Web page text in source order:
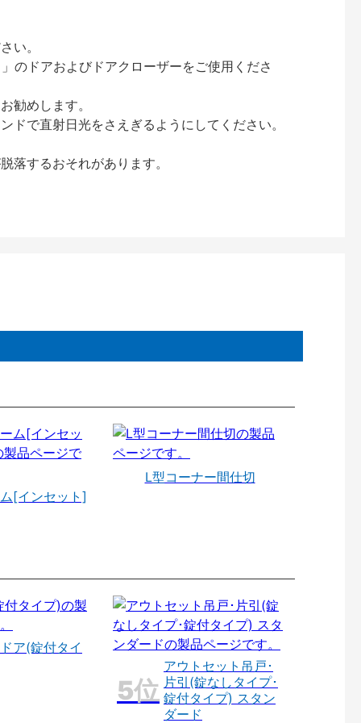
い。
のドアおよびドアクローザーをご使用くださ
勧めします。
で直射日光をさえぎるようにしてください。
するおそれがあります。
[インセット]
L型コーナー間仕切
ア(錠付タイ
アウトセット吊戸･
片引(錠なしタイプ･
錠付タイプ) スタン
ダード